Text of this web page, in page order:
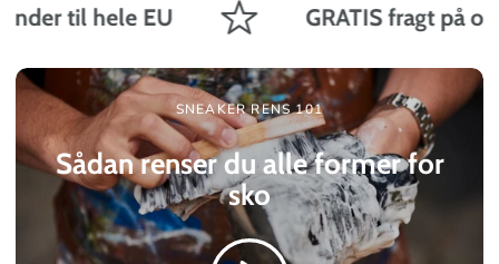
til hele EU GRATIS fragt på
SNEAKER RENS 101
Sådan renser du alle former for
sko